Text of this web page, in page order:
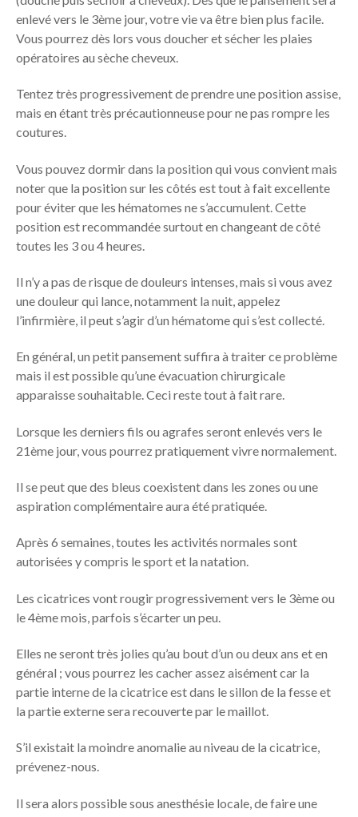
enlevé vers le 3ème jour, votre vie va être bien plus facile.
Vous pourrez dès lors vous doucher et sécher les plaies
opératoires au sèche cheveux.
Tentez très progressivement de prendre une position assise,
mais en étant très précautionneuse pour ne pas rompre les
coutures.
Vous pouvez dormir dans la position qui vous convient mais
noter que la position sur les côtés est tout à fait excellente
pour éviter que les hématomes ne s’accumulent. Cette
position est recommandée surtout en changeant de côté
toutes les 3 ou 4 heures.
Il n’y a pas de risque de douleurs intenses, mais si vous avez
une douleur qui lance, notamment la nuit, appelez
l’infirmière, il peut s’agir d’un hématome qui s’est collecté.
En général, un petit pansement suffira à traiter ce problème
mais il est possible qu’une évacuation chirurgicale
apparaisse souhaitable. Ceci reste tout à fait rare.
Lorsque les derniers fils ou agrafes seront enlevés vers le
21ème jour, vous pourrez pratiquement vivre normalement.
Il se peut que des bleus coexistent dans les zones ou une
aspiration complémentaire aura été pratiquée.
Après 6 semaines, toutes les activités normales sont
autorisées y compris le sport et la natation.
Les cicatrices vont rougir progressivement vers le 3ème ou
le 4ème mois, parfois s’écarter un peu.
Elles ne seront très jolies qu’au bout d’un ou deux ans et en
général ; vous pourrez les cacher assez aisément car la
partie interne de la cicatrice est dans le sillon de la fesse et
la partie externe sera recouverte par le maillot.
S’il existait la moindre anomalie au niveau de la cicatrice,
prévenez-nous.
Il sera alors possible sous anesthésie locale, de faire une